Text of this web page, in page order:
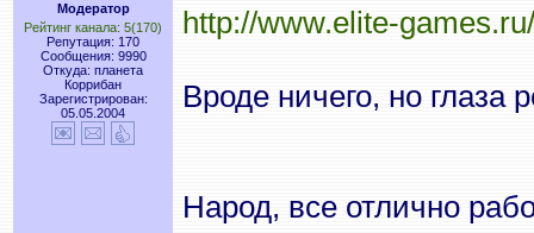
Модератор
Рейтинг канала: 5(170)
Репутация: 170
Сообщения: 9990
Откуда: планета
Коррибан
Зарегистрирован:
05.05.2004
http://www.elite-
Вроде ничего, но глаза
Народ, все отлично